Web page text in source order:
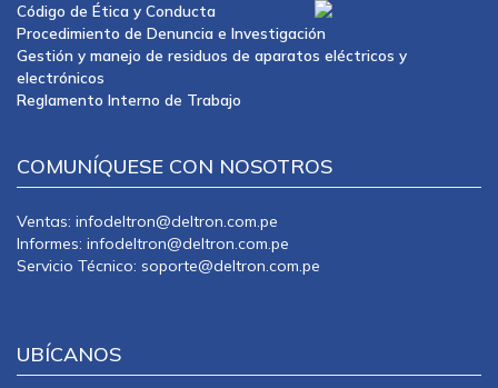
Código de Ética y Conducta
Procedimiento de Denuncia e Investigación
Gestión y manejo de residuos de aparatos eléctricos y
electrónicos
Reglamento Interno de Trabajo
COMUNÍQUESE CON NOSOTROS
Ventas: infodeltron@deltron.com.pe
Informes: infodeltron@deltron.com.pe
Servicio Técnico: soporte@deltron.com.pe
UBÍCANOS